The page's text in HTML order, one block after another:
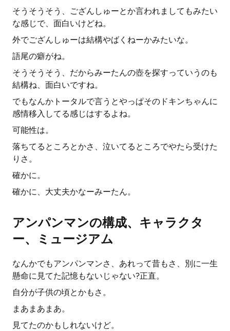
そうそうそう、ござんしゅーとか言われましてもみたい
な感じで、面白いけどね。
外でござんしゅーは結構やばくねーかみたいな。
語尾の癖がね。
そうそうそう、だからみーたんの壺を探すっていうのも
結構ね、面白いですね。
でもなんかトータルで言うとやっぱそのドキンちゃんに
感情移入してる感じはするよね。
可能性は。
落ちてるところとかさ、泣いてるところでやたら受けた
りさ。
確かに。
確かに、大丈夫かなーみーたん。
アンパンマンの構成、キャラクタ
ー、ミュージアム
なんかでもアンパンマンさ、あれって昔もさ、別に一生
懸命に見てた記憶もないじゃない?正直。
自分が子供の頃とかもさ。
まあまあまあ。
見てたのかもしれないけど。